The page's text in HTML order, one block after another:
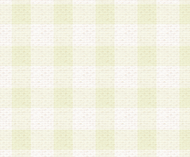
場合
c.その他当社が不適切と判断す
2.当社は、会員登録希望者を会
した 場合、会員登録希望者に
による承認後の場合であっても
の抹消を、当社が適切と判 断
とができるものとします。
3.会員登録希望者が18歳未満、
人 である場合は、親権者など